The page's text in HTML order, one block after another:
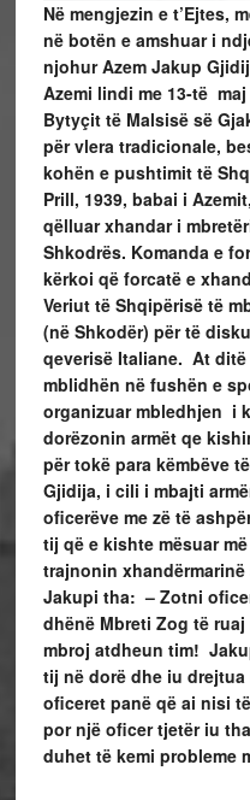
Në mengjezin e t’Ejtes,
në botën e amshuar i
njohur Azem Jakup
Azemi lindi me 13-të
Bytyçit të Malsisë së
për vlera tradicionale,
kohën e pushtimit të
Prill, 1939, babai i
qëlluar xhandar i
Shkodrës. Komanda e
kërkoi që forcatë e
Veriut të Shqipërisë të
(në Shkodër) për të
qeverisë Italiane. At
mblidhën në fushën e
organizuar mbledhjen i
dorëzonin armët qe
për tokë para këmbëve
Gjidija, i cili i mbajti
oficerëve me zë të
tij që e kishte mësuar
trajnonin
Jakupi tha: – Zotni
dhënë Mbreti Zog të
mbroj atdheun tim!
tij në dorë dhe iu
oficeret panë që ai nisi
por një oficer tjetër iu
duhet të kemi probleme